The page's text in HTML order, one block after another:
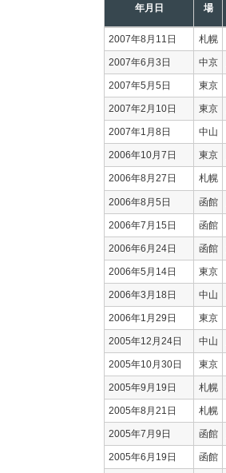
年月日 場
2007年8月11日 札幌
2007年6月3日 中京
2007年5月5日 東京
2007年2月10日 東京
2007年1月8日 中山
2006年10月7日 東京
2006年8月27日 札幌
2006年8月5日 函館
2006年7月15日 函館
2006年6月24日 函館
2006年5月14日 東京
2006年3月18日 中山
2006年1月29日 東京
2005年12月24日 中山
2005年10月30日 東京
2005年9月19日 札幌
2005年8月21日 札幌
2005年7月9日 函館
2005年6月19日 函館